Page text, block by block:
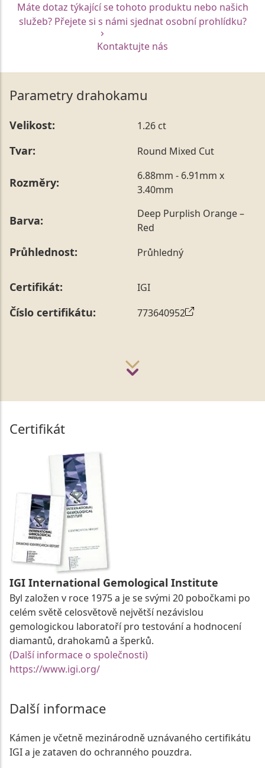
Máte dotaz týkající se tohoto produktu nebo našich
služeb? Přejete si s námi sjednat osobní prohlídku?
Kontaktujte nás
Parametry drahokamu
Velikost: 1.26 ct
Tvar: Round Mixed Cut
Rozměry:
6.88mm - 6.91mm x
3.40mm
Barva:
Deep Purplish Orange –
Red
Průhlednost: Průhledný
Certifikát: IGI
Číslo certifikátu: 773640952
Certifikát
IGI International Gemological Institute
Byl založen v roce 1975 a je se svými 20 pobočkami po
celém světě celosvětově největší nezávislou
gemologickou laboratoří pro testování a hodnocení
diamantů, drahokamů a šperků.
(Další informace o společnosti)
https://www.igi.org/
Další informace
Kámen je včetně mezinárodně uznávaného certifikátu
IGI a je zataven do ochranného pouzdra.